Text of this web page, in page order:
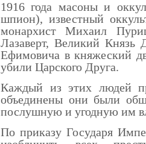
1916 года масоны и
шпион), известный
монархист Михаил
Лазаверт, Великий Князь
Ефимовича в княжеский
убили Царского Друга.
Каждый из этих людей
объединены они были
послушную и угодную им
По приказу Государя